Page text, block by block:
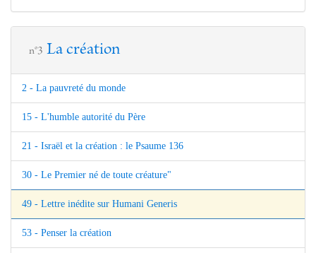
n°3 La création
2 - La pauvreté du monde
15 - L'humble autorité du Père
21 - Israël et la création : le Psaume 136
30 - Le Premier né de toute créature"
49 - Lettre inédite sur Humani Generis
53 - Penser la création